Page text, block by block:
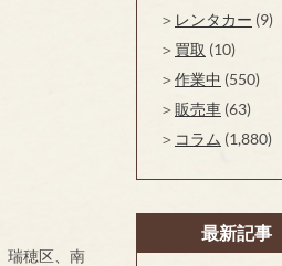
瑞穂区、南
レンタカー (9)
買取 (10)
作業中 (550)
販売車 (63)
コラム (1,880)
最新記事